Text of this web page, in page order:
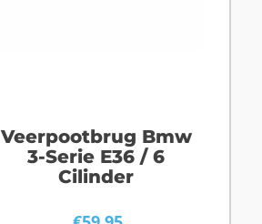
Veerpootbrug Bmw
3-Serie E36 / 6
Cilinder